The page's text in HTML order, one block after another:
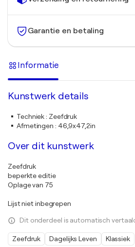
Garantie en betaling
Informatie
Kunstwerk details
Techniek: Zeefdruk
Afmetingen : 46,9x47,2in
Over dit kunstwerk
Zeefdruk
beperkte editie
Oplage van 75
Lijst niet inbegrepen
Dit onderdeel is automatisch
Zeefdruk Dagelijks Leven Klassiek